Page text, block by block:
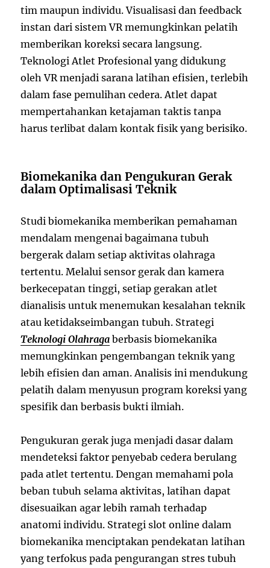
tim maupun individu. Visualisasi dan feedback
instan dari sistem VR memungkinkan pelatih
memberikan koreksi secara langsung.
Teknologi Atlet Profesional yang didukung
oleh VR menjadi sarana latihan efisien, terlebih
dalam fase pemulihan cedera. Atlet dapat
mempertahankan ketajaman taktis tanpa
harus terlibat dalam kontak fisik yang berisiko.
Biomekanika dan Pengukuran Gerak
dalam Optimalisasi Teknik
Studi biomekanika memberikan pemahaman
mendalam mengenai bagaimana tubuh
bergerak dalam setiap aktivitas olahraga
tertentu. Melalui sensor gerak dan kamera
berkecepatan tinggi, setiap gerakan atlet
dianalisis untuk menemukan kesalahan teknik
atau ketidakseimbangan tubuh. Strategi
Teknologi Olahraga berbasis biomekanika
memungkinkan pengembangan teknik yang
lebih efisien dan aman. Analisis ini mendukung
pelatih dalam menyusun program koreksi yang
spesifik dan berbasis bukti ilmiah.
Pengukuran gerak juga menjadi dasar dalam
mendeteksi faktor penyebab cedera berulang
pada atlet tertentu. Dengan memahami pola
beban tubuh selama aktivitas, latihan dapat
disesuaikan agar lebih ramah terhadap
anatomi individu. Strategi slot online dalam
biomekanika menciptakan pendekatan latihan
yang terfokus pada pengurangan stres tubuh